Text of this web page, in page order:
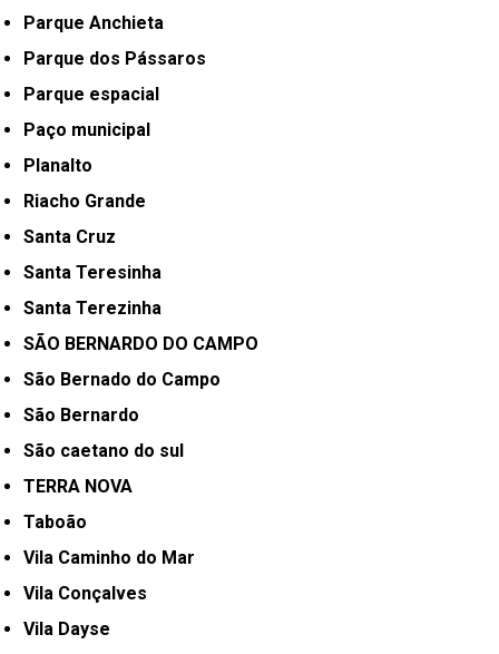
Parque Anchieta
Parque dos Pássaros
Parque espacial
Paço municipal
Planalto
Riacho Grande
Santa Cruz
Santa Teresinha
Santa Terezinha
SÃO BERNARDO DO CAMPO
São Bernado do Campo
São Bernardo
São caetano do sul
TERRA NOVA
Taboão
Vila Caminho do Mar
Vila Conçalves
Vila Dayse